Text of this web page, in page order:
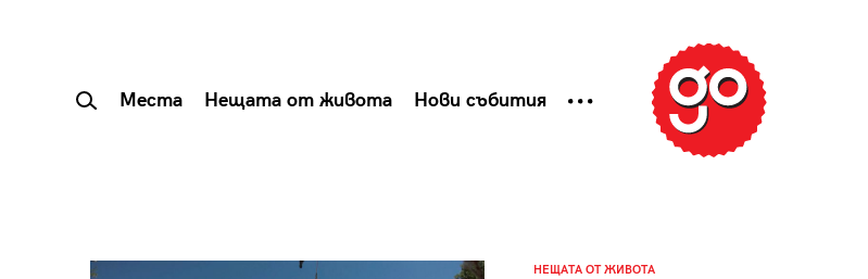
Места Нещата от живота Нови събития
НЕЩАТА ОТ ЖИВОТА